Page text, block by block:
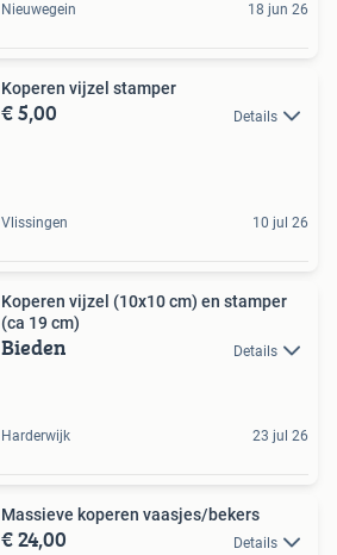
Nieuwegein 18 jun 26
Koperen vijzel stamper
€ 5,00 Details
Vlissingen 10 jul 26
Koperen vijzel (10x10 cm) en stamper
(ca 19 cm)
Bieden Details
Harderwijk 23 jul 26
Massieve koperen vaasjes/bekers
€ 24,00 Details